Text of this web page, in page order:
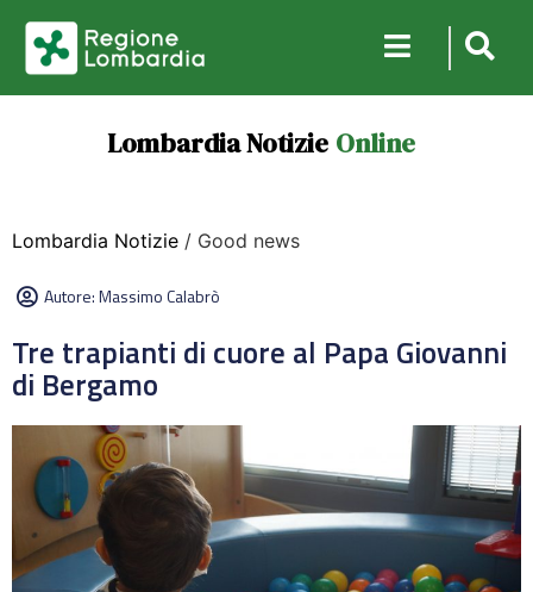
Lombardia Notizie Online
Lombardia Notizie / Good news
Autore:Massimo Calabrò
Tre trapianti di cuore al Papa Giovanni
di Bergamo